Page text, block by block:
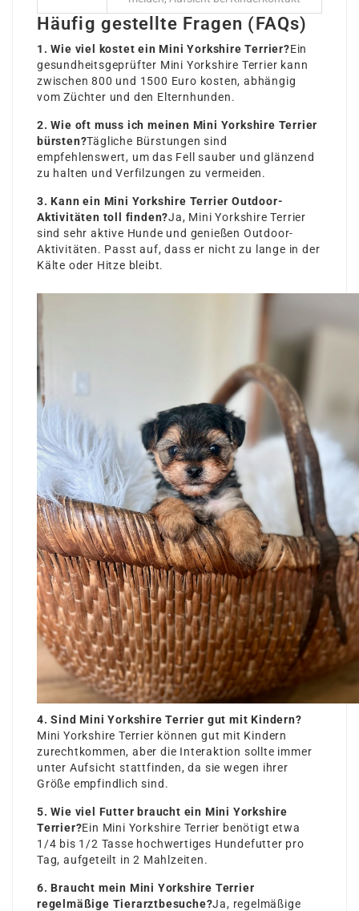
Häufig gestellte Fragen (FAQs)
1. Wie viel kostet ein Mini Yorkshire Terrier?Ein
gesundheitsgeprüfter Mini Yorkshire Terrier kann
zwischen 800 und 1500 Euro kosten, abhängig
vom Züchter und den Elternhunden.
2. Wie oft muss ich meinen Mini Yorkshire Terrier
bürsten?Tägliche Bürstungen sind
empfehlenswert, um das Fell sauber und glänzend
zu halten und Verfilzungen zu vermeiden.
3. Kann ein Mini Yorkshire Terrier Outdoor-
Aktivitäten toll finden?Ja, Mini Yorkshire Terrier
sind sehr aktive Hunde und genießen Outdoor-
Aktivitäten. Passt auf, dass er nicht zu lange in der
Kälte oder Hitze bleibt.
4. Sind Mini Yorkshire Terrier gut mit Kindern?
Mini Yorkshire Terrier können gut mit Kindern
zurechtkommen, aber die Interaktion sollte immer
unter Aufsicht stattfinden, da sie wegen ihrer
Größe empfindlich sind.
5. Wie viel Futter braucht ein Mini Yorkshire
Terrier?Ein Mini Yorkshire Terrier benötigt etwa
1/4 bis 1/2 Tasse hochwertiges Hundefutter pro
Tag, aufgeteilt in 2 Mahlzeiten.
6. Braucht mein Mini Yorkshire Terrier
regelmäßige Tierarztbesuche?Ja, regelmäßige